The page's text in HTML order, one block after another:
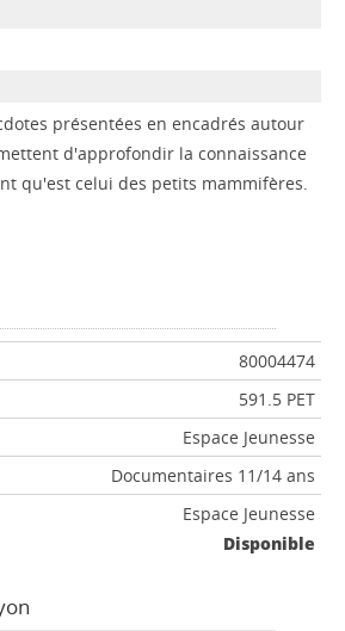
présentées en encadrés autour
d'approfondir la connaissance
qu'est celui des petits mammifères.
80004474
591.5 PET
Espace Jeunesse
Documentaires 11/14 ans
Espace Jeunesse
Disponible